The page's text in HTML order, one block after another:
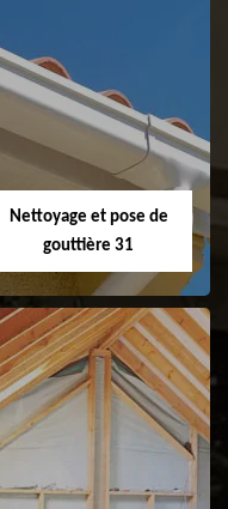
Etanchéité de
faitage et faitière
31
Nettoyage et pose de
gouttière 31
Nettoyage et pose